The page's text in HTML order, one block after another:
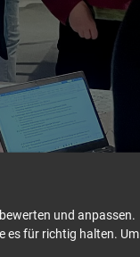
und anpassen.
es für richtig halten. Um